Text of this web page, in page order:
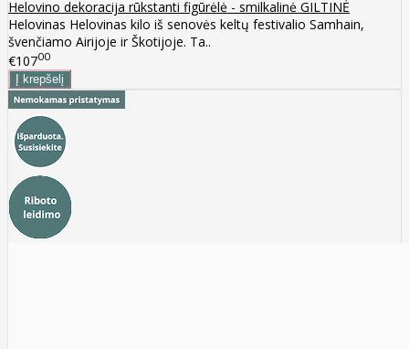
Helovino dekoracija rūkstanti figūrėlė - smilkalinė GILTINĖ
Helovinas Helovinas kilo iš senovės keltų festivalio Samhain,
švenčiamo Airijoje ir Škotijoje. Ta..
€10700